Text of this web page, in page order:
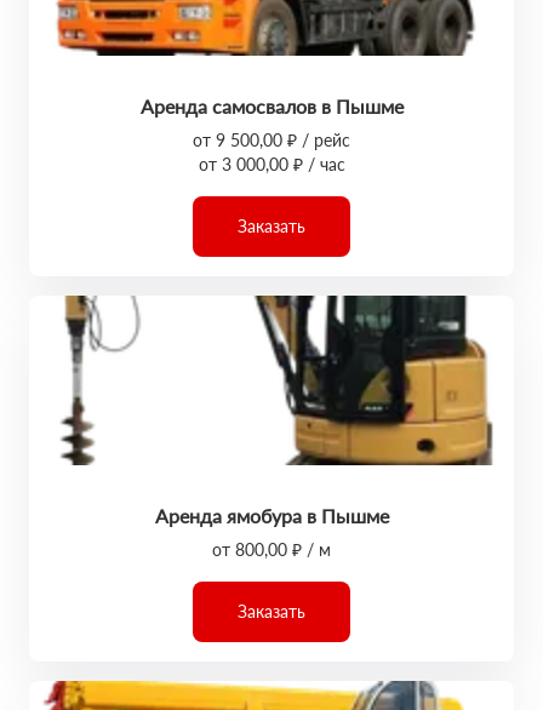
Аренда самосвалов в Пышме
от 9 500,00 ₽ / рейс
от 3 000,00 ₽ / час
Заказать
Аренда ямобура в Пышме
от 800,00 ₽ / м
Заказать